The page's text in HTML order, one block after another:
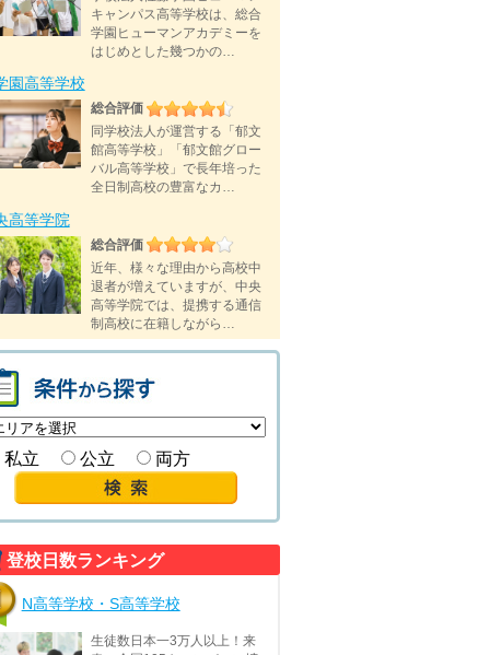
キャンパス高等学校は、総合
学園ヒューマンアカデミーを
はじめとした幾つかの…
園高等学校
総合評価
同学校法人が運営する「郁文
館高等学校」「郁文館グロー
バル高等学校」で長年培った
全日制高校の豊富なカ…
高等学院
総合評価
近年、様々な理由から高校中
退者が増えていますが、中央
高等学院では、提携する通信
制高校に在籍しながら…
私立 公立 両方
登校日数ランキング
N高等学校・S高等学校
生徒数日本一3万人以上！来